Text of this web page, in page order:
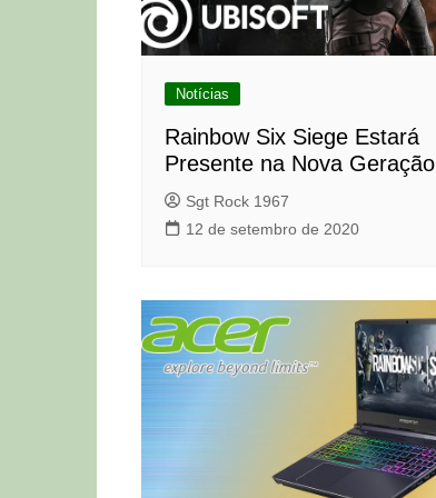
Notícias
Rainbow Six Siege Estará
Presente na Nova Geração
Sgt Rock 1967
12 de setembro de 2020